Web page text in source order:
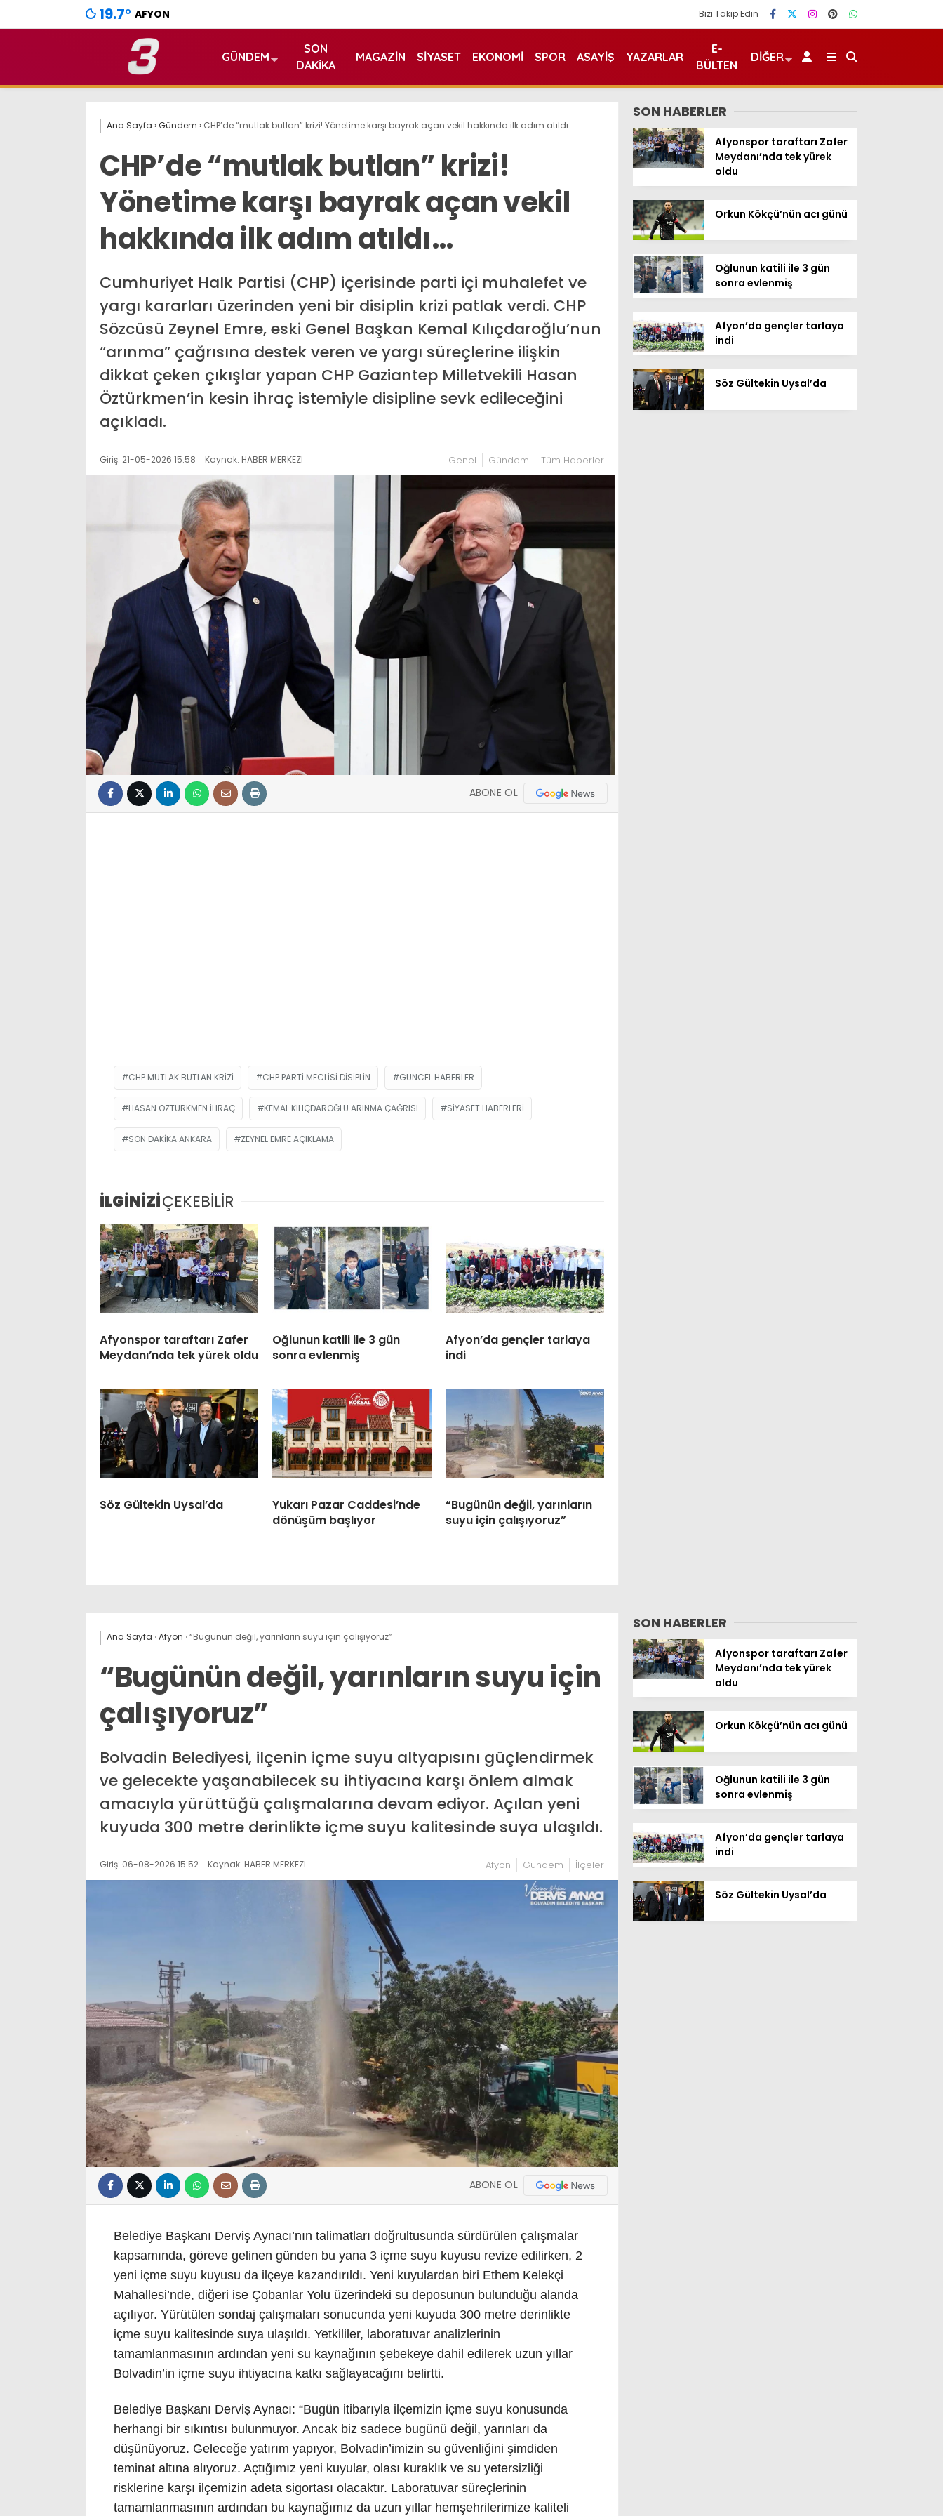
19.7° AFYON Bizi Takip Edin
GÜNDEM
SON
DAKIKA
MAGAZIN SIYASET EKONOMI SPOR ASAYIŞ YAZARLAR
E-
BÜLTEN
DIĞER
Ana Sayfa ›Gündem › CHP’de “mutlak butlan” krizi! Yönetime karşı bayrak açan vekil hakkında ilk adım atıldı…
CHP’de “mutlak butlan” krizi!
Yönetime karşı bayrak açan vekil
hakkında ilk adım atıldı…
Cumhuriyet Halk Partisi (CHP) içerisinde parti içi muhalefet ve
yargı kararları üzerinden yeni bir disiplin krizi patlak verdi. CHP
Sözcüsü Zeynel Emre, eski Genel Başkan Kemal Kılıçdaroğlu’nun
“arınma” çağrısına destek veren ve yargı süreçlerine ilişkin
dikkat çeken çıkışlar yapan CHP Gaziantep Milletvekili Hasan
Öztürkmen’in kesin ihraç istemiyle disipline sevk edileceğini
açıkladı.
Giriş: 21-05-2026 15:58 Kaynak: HABER MERKEZI Genel Gündem Tüm Haberler
ABONE OL
CHP MUTLAK BUTLAN KRIZI CHP PARTI MECLISI DISIPLIN GÜNCEL HABERLER
HASAN ÖZTÜRKMEN IHRAÇ KEMAL KILIÇDAROĞLU ARINMA ÇAĞRISI SIYASET HABERLERI
SON DAKIKA ANKARA ZEYNEL EMRE AÇIKLAMA
İLGİNİZİÇEKEBİLİR
Afyonspor taraftarı Zafer
Meydanı’nda tek yürek oldu
Oğlunun katili ile 3 gün
sonra evlenmiş
Afyon’da gençler tarlaya
indi
Söz Gültekin Uysal’da
Yukarı Pazar Caddesi’nde
dönüşüm başlıyor
“Bugünün değil, yarınların
suyu için çalışıyoruz”
SON HABERLER
Afyonspor taraftarı Zafer
Meydanı’nda tek yürek
oldu
Orkun Kökçü’nün acı günü
Oğlunun katili ile 3 gün
sonra evlenmiş
Afyon’da gençler tarlaya
indi
Söz Gültekin Uysal’da
Ana Sayfa ›Afyon ›“Bugünün değil, yarınların suyu için çalışıyoruz”
“Bugünün değil, yarınların suyu için
çalışıyoruz”
Bolvadin Belediyesi, ilçenin içme suyu altyapısını güçlendirmek
ve gelecekte yaşanabilecek su ihtiyacına karşı önlem almak
amacıyla yürüttüğü çalışmalarına devam ediyor. Açılan yeni
kuyuda 300 metre derinlikte içme suyu kalitesinde suya ulaşıldı.
Giriş: 06-08-2026 15:52 Kaynak: HABER MERKEZI Afyon Gündem İlçeler
ABONE OL
Belediye Başkanı Derviş Aynacı’nın talimatları doğrultusunda sürdürülen çalışmalar
kapsamında, göreve gelinen günden bu yana 3 içme suyu kuyusu revize edilirken, 2
yeni içme suyu kuyusu da ilçeye kazandırıldı. Yeni kuyulardan biri Ethem Kelekçi
Mahallesi’nde, diğeri ise Çobanlar Yolu üzerindeki su deposunun bulunduğu alanda
açılıyor. Yürütülen sondaj çalışmaları sonucunda yeni kuyuda 300 metre derinlikte
içme suyu kalitesinde suya ulaşıldı. Yetkililer, laboratuvar analizlerinin
tamamlanmasının ardından yeni su kaynağının şebekeye dahil edilerek uzun yıllar
Bolvadin’in içme suyu ihtiyacına katkı sağlayacağını belirtti.
Belediye Başkanı Derviş Aynacı: “Bugün itibarıyla ilçemizin içme suyu konusunda
herhangi bir sıkıntısı bulunmuyor. Ancak biz sadece bugünü değil, yarınları da
düşünüyoruz. Geleceğe yatırım yapıyor, Bolvadin’imizin su güvenliğini şimdiden
teminat altına alıyoruz. Açtığımız yeni kuyular, olası kuraklık ve su yetersizliği
risklerine karşı ilçemizin adeta sigortası olacaktır. Laboratuvar süreçlerinin
tamamlanmasının ardından bu kaynağımız da uzun yıllar hemşehrilerimize kaliteli
SON HABERLER
Afyonspor taraftarı Zafer
Meydanı’nda tek yürek
oldu
Orkun Kökçü’nün acı günü
Oğlunun katili ile 3 gün
sonra evlenmiş
Afyon’da gençler tarlaya
indi
Söz Gültekin Uysal’da